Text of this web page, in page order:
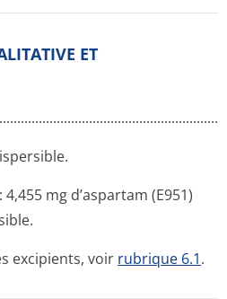
ET
mg d’aspartam (E951)
excipients, voir rubrique 6.1.